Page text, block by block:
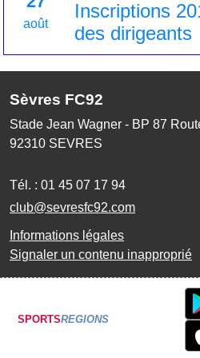
août
Inscriptions
des dirigeants
Sèvres FC92
Stade Jean Wagner - BP 87
92310 SEVRES
Tél. : 01 45 07 17 94
club@sevresfc92.com
Informations légales
Signaler un contenu inapproprié
SPORTSREGIONS